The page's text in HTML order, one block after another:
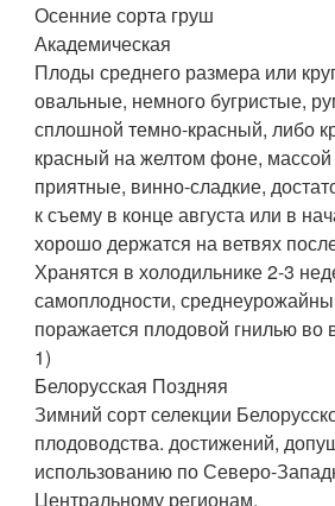
Осенние сорта груш
Академическая
Плоды среднего размера или
овальные, немного бугристые,
сплошной темно-красный, либо
красный на желтом фоне, массой
приятные, винно-сладкие,
к съему в конце августа или в
хорошо держатся на ветвях
Хранятся в холодильнике 2-3
самоплодности,
поражается плодовой гнилью
1)
Белорусская Поздняя
Зимний сорт селекции
плодоводства. достижений,
использованию по Северо-
Центральному регионам.